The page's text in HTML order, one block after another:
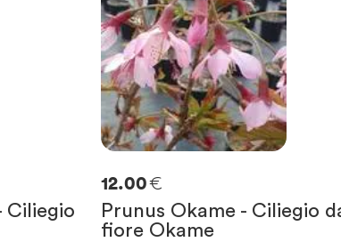
Ciliegio
12.00€
Prunus Okame - Ciliegio
fiore Okame